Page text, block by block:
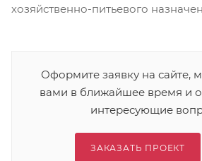
хозяйственно-питьевого
Оформите заявку на сайте,
вами в ближайшее время и
интересующие
ЗАКАЗАТЬ ПРОЕКТ